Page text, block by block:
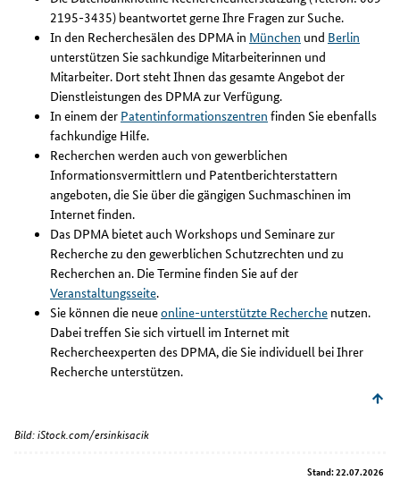
2195-3435) beantwortet gerne Ihre Fragen zur Suche.
In den Recherchesälen des DPMA in München und Berlin
unterstützen Sie sachkundige Mitarbeiterinnen und
Mitarbeiter. Dort steht Ihnen das gesamte Angebot der
Dienstleistungen des DPMA zur Verfügung.
In einem der Patentinformationszentren finden Sie ebenfalls
fachkundige Hilfe.
Recherchen werden auch von gewerblichen
Informationsvermittlern und Patentberichterstattern
angeboten, die Sie über die gängigen Suchmaschinen im
Internet finden.
Das DPMA bietet auch Workshops und Seminare zur
Recherche zu den gewerblichen Schutzrechten und zu
Recherchen an. Die Termine finden Sie auf der
Veranstaltungsseite.
Sie können die neueonline-unterstützte Recherche nutzen.
Dabei treffen Sie sich virtuell im Internet mit
Rechercheexperten des DPMA, die Sie individuell bei Ihrer
Recherche unterstützen.
Bild: iStock.com/ersinkisacik
Stand: 22.07.2026